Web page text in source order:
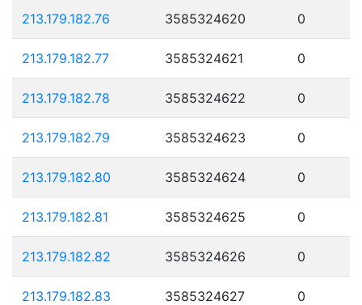
213.179.182.76 3585324620 0
213.179.182.77 3585324621 0
213.179.182.78 3585324622 0
213.179.182.79 3585324623 0
213.179.182.80 3585324624 0
213.179.182.81 3585324625 0
213.179.182.82 3585324626 0
213.179.182.83 3585324627 0